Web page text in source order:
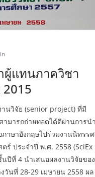
ผู้แทนภาควิชา
2015
นวิจัย (senior project) ที่มี
มารถถ่ายทอดได้ดีผ่านการนำ
าษาอังกฤษไปร่วมงานนิทรรศ
ร์ ประจำปี พ.ศ. 2558 (SciEx
ปีที่ 4 นำเสนอผลงานวิจัยของ
นที่ 28-29 เมษายน 2558 ผล